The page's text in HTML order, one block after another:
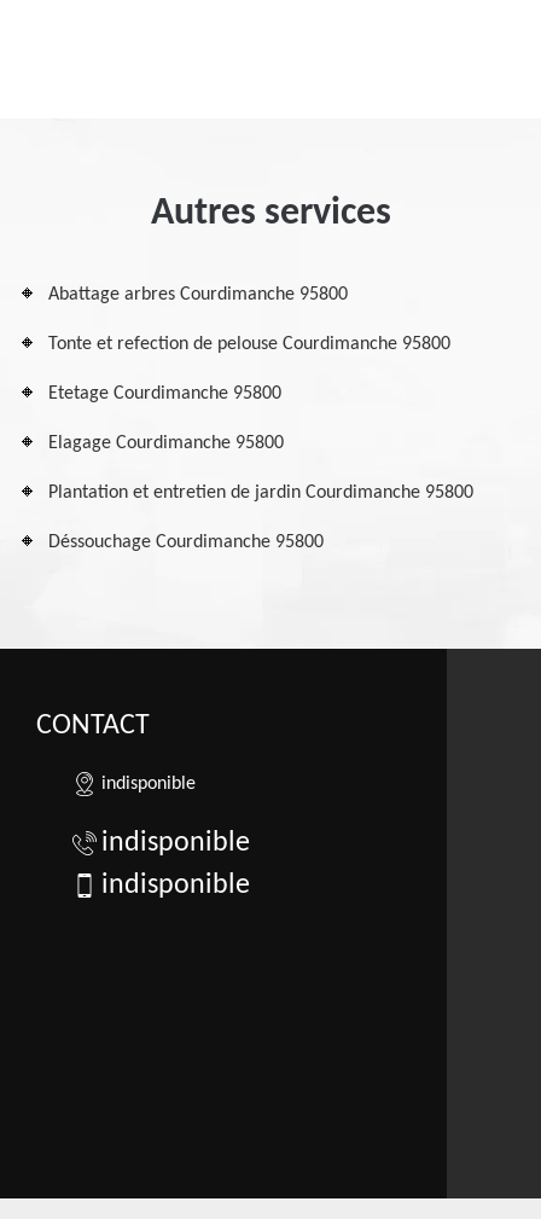
Autres services
Abattage arbres Courdimanche 95800
Tonte et refection de pelouse Courdimanche 95800
Etetage Courdimanche 95800
Elagage Courdimanche 95800
Plantation et entretien de jardin Courdimanche 95800
Déssouchage Courdimanche 95800
CONTACT
indisponible
indisponible
indisponible